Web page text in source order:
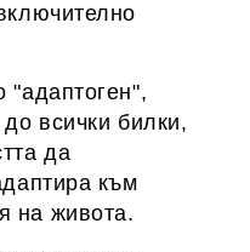
"адаптоген",
всички билки,
да
към
на живота.